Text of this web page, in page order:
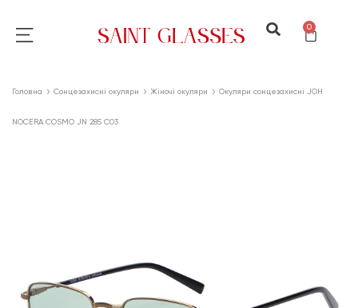
0
Головна Сонцезахисні окуляри Жіночі окуляри Окуляри сонцезахисні JOH
NOCERA COSMO JN 285 C03